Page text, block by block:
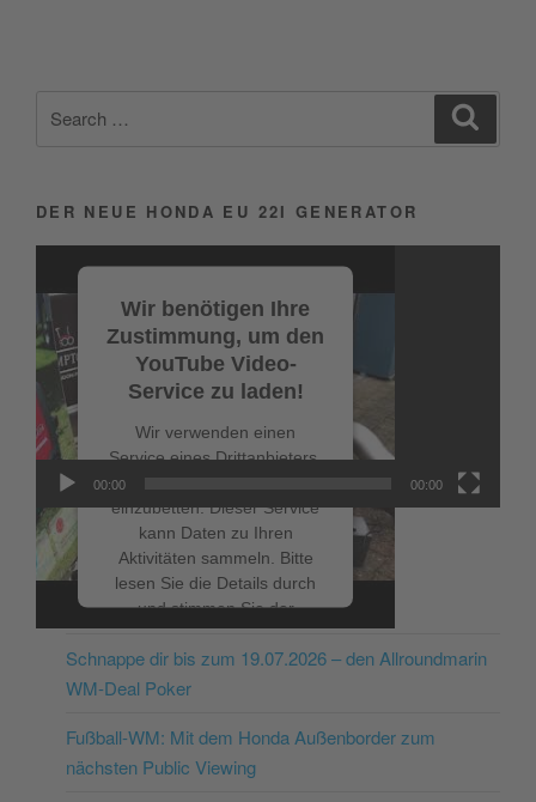
for:
DER NEUE HONDA EU 22I GENERATOR
Player
Wir benötigen Ihre
Zustimmung, um den
YouTube Video-
Service zu laden!
Wir verwenden einen
Service eines Drittanbieters,
einzubetten. Dieser Service
kann Daten zu Ihren
Aktivitäten sammeln. Bitte
lesen Sie die Details durch
und stimmen Sie der
Nutzung des Service zu, um
dieses Video anzusehen.
Mehr Informationen
00:00 00:00
NEUESTE BEITRÄGE
Schnappe dir bis zum 19.07.2026 – den Allroundmarin
WM-Deal Poker
Fußball-WM: Mit dem Honda Außenborder zum
nächsten Public Viewing